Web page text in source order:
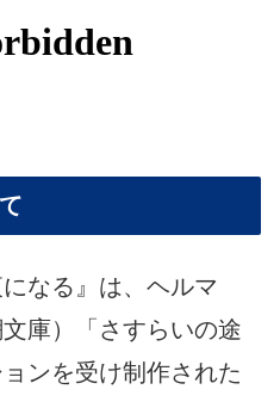
なる』は、ヘルマ
庫）「さすらいの途
ンを受け制作された